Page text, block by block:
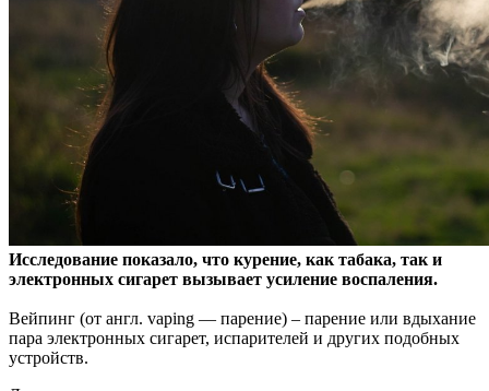
Исследование показало, что курение, как табака, так и
электронных сигарет вызывает усиление воспаления.
Вейпинг (от англ. vaping — парение) – парение или вдыхание
пара электронных сигарет, испарителей и других подобных
устройств.